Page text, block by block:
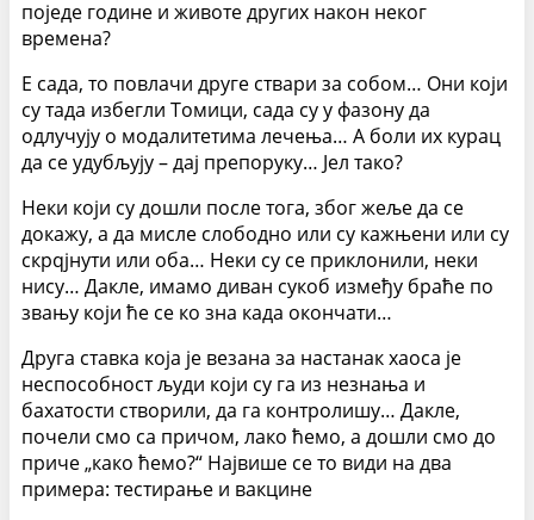
поједе године и животе других након неког
времена?
Е сада, то повлачи друге ствари за собом… Они који
су тада избегли Томици, сада су у фазону да
одлучују о модалитетима лечења… А боли их курац
да се удубљују – дај препоруку… Јел тако?
Неки који су дошли после тога, због жеље да се
докажу, а да мисле слободно или су кажњени или су
скрqјнути или оба… Неки су се приклонили, неки
нису… Дакле, имамо диван сукоб између браће по
звању који ће се ко зна када окончати…
Друга ставка која је везана за настанак хаоса је
неспособност људи који су га из незнања и
бахатости створили, да га контролишу… Дакле,
почели смо са причом, лако ћемо, а дошли смо до
приче „како ћемо?“ Највише се то види на два
примера: тестирање и вакцине